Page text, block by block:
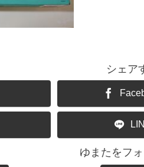
シェア
ゆまたをフ